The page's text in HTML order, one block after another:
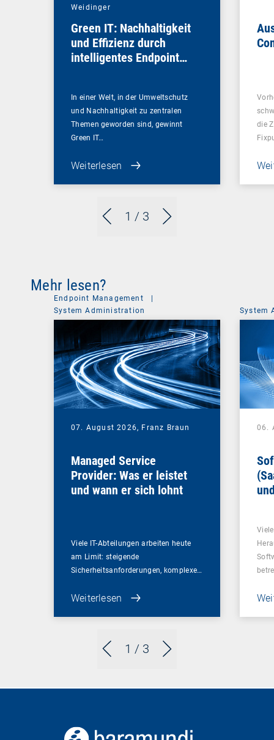
1 / 3
Weidinger
Green IT: Nachhaltigkeit
und Effizienz durch
intelligentes Endpoint
In einer Welt, in der Umweltschutz
und Nachhaltigkeit zu zentralen
Themen geworden sind, gewinnt
Green IT…
Weiterlesen
die
Mehr lesen?
1 / 3
Endpoint Management
System Administration
07. August 2026, Franz Braun
Managed Service
Provider: Was er leistet
und wann er sich lohnt
Viele IT-Abteilungen arbeiten heute
am Limit: steigende
Sicherheitsanforderungen, komplexe…
Weiterlesen
System
06.